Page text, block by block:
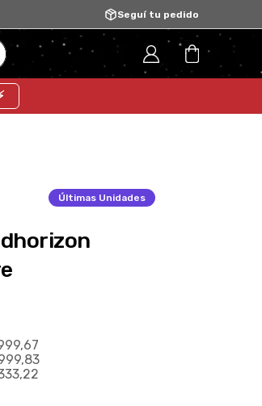
Seguí tu pedido
Últimas Unidades